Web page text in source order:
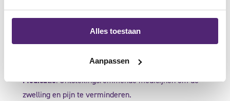
Alles toestaan
Aanpassen
: Het rust geven aan de vinger en het
genezing te bevorderen.
Medicatie: Ontstekingsremmende medicijnen om de
zwelling en pijn te verminderen.